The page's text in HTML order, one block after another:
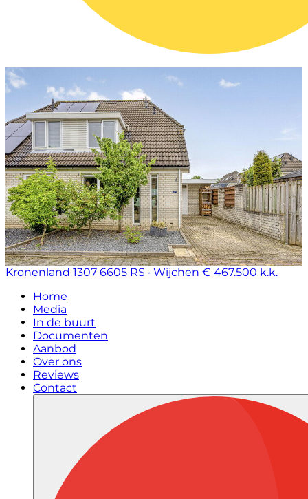
Kronenland 1307 6605 RS · Wijchen € 467.500 k.k.
Home
Media
In de buurt
Documenten
Aanbod
Over ons
Reviews
Contact